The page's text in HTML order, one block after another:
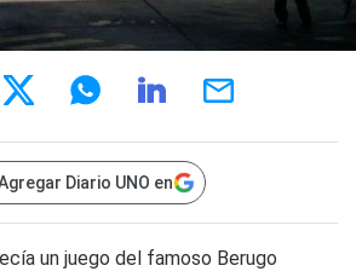
Diario UNO en
un juego del famoso Berugo